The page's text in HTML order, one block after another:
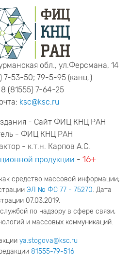
обл., ул.Ферсмана, 14
7-53-50; 79-5-95 (канц.)
(81555) 7-64-25
ksc@ksc.ru
- Сайт ФИЦ КНЦ РАН
- ФИЦ КНЦ РАН
- к.т.н. Карпов А.С.
продукции - 16+
средство массовой информации;
ЭЛ № ФС 77 - 75270. Дата
07.03.2019.
по надзору в сфере связи,
и массовых коммуникаций.
ya.stogova@ksc.ru
81555-79-516